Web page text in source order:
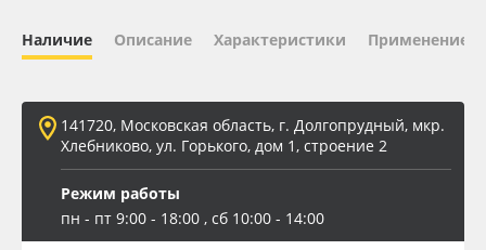
Вспененный ПВХ
Баннер
Заготовки для сувениров
Наличие Описание Характеристики Применение
141720, Московская область, г. Долгопрудный, мкр.
Хлебниково, ул. Горького, дом 1, строение 2
Режим работы
пн - пт 9:00 - 18:00 , сб 10:00 - 14:00